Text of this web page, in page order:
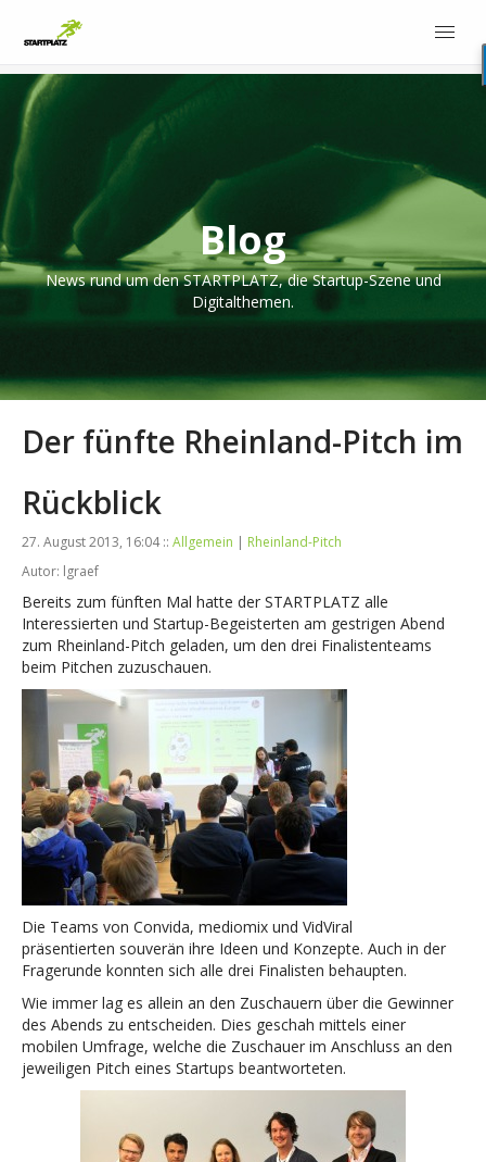
Blog
News rund um den STARTPLATZ, die Startup-Szene und
Digitalthemen.
Der fünfte Rheinland-Pitch im
Rückblick
27. August 2013, 16:04 :: Allgemein | Rheinland-Pitch
Autor: lgraef
Bereits zum fünften Mal hatte der STARTPLATZ alle
Interessierten und Startup-Begeisterten am gestrigen Abend
zum Rheinland-Pitch geladen, um den drei Finalistenteams
beim Pitchen zuzuschauen.
Die Teams von Convida, mediomix und VidViral
präsentierten souverän ihre Ideen und Konzepte. Auch in der
Fragerunde konnten sich alle drei Finalisten behaupten.
Wie immer lag es allein an den Zuschauern über die Gewinner
des Abends zu entscheiden. Dies geschah mittels einer
mobilen Umfrage, welche die Zuschauer im Anschluss an den
jeweiligen Pitch eines Startups beantworteten.